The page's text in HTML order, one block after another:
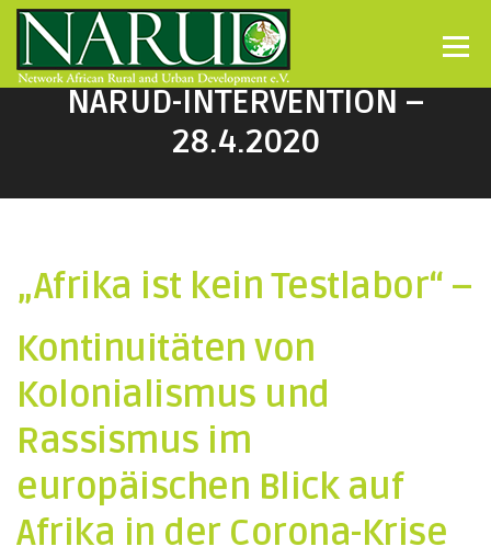
Direkt zum Inhalt
Menü
NARUD-INTERVENTION –
28.4.2020
„Afrika ist kein Testlabor“ –
Kontinuitäten von
Kolonialismus und
Rassismus im
europäischen Blick auf
Afrika in der Corona-Krise